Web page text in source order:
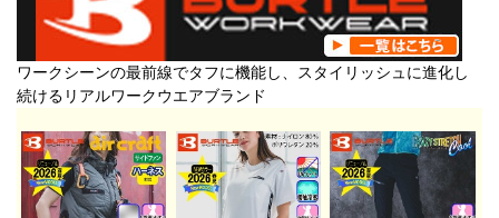
ワークシーンの最前線でタフに機能し、スタイリッシュに進化し
続けるリアルワークウエアブランド